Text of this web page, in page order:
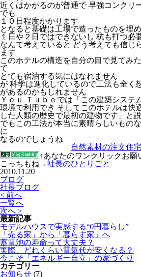
近くはかかるのが普通で 早強コンクリ
でも
１０日程度かかります
となると基礎は工場で造ったものを埋
１日や２日ではできないし 杭も打つ必
なんて考えていると どう考えても信じ
ます
このホテルの構造を自分の目で見てみ
て
とても宿泊する気にはなれません
が 科学は進化しているので工法も全く
があるのかもしれません
Ｙｏｕ Ｔｕｂｅでは「この建築システ
環境で利用でき そしてこのホテルは快
した人類の歴史で最初の建物です」と
でもこの工法が本当に素晴らしいもの
に
なるのでしょうね
自然素材の注文住
↑あなたのワンクリックお願
こっちもね→社長のひとりごと
2010.11.20
ブログ
社長ブログ
< 前へ
一覧へ
次へ >
最新記事
モデルハウスで実感する“0円暮らし”
「売る家」から「暮らす家」へ
蓄電池の寿命って大丈夫？
実際、どれくらい電気代が安くなる？
今こそ「エネルギー自立」の家づくり
カテゴリー
お知らせ (7)